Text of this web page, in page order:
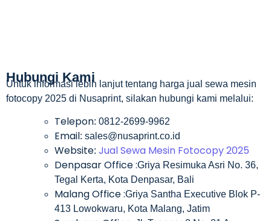
Hubungi Kami
Untuk informasi lebih lanjut tentang harga jual sewa mesin
fotocopy 2025 di Nusaprint, silakan hubungi kami melalui:
Telepon: 0812-2699-9962
Email: sales@nusaprint.co.id
Website: Jual Sewa Mesin Fotocopy 2025
Denpasar Office :Griya Resimuka Asri No. 36,
Tegal Kerta, Kota Denpasar, Bali
Malang Office :Griya Santha Executive Blok P-
413 Lowokwaru, Kota Malang, Jatim